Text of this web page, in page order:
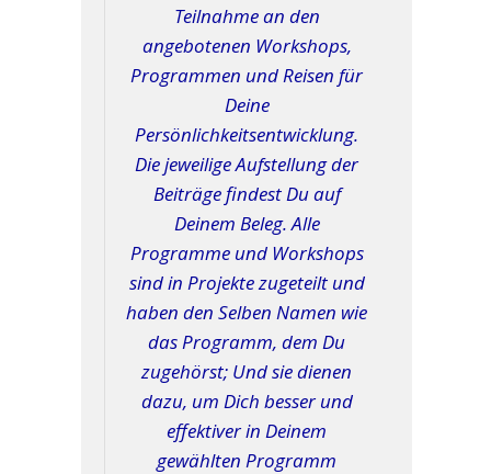
Teilnahme an den
angebotenen Workshops,
Programmen und Reisen für
Deine
Persönlichkeitsentwicklung.
Die jeweilige Aufstellung der
Beiträge findest Du auf
Deinem Beleg. Alle
Programme und Workshops
sind in Projekte zugeteilt und
haben den Selben Namen wie
das Programm, dem Du
zugehörst; Und sie dienen
dazu, um Dich besser und
effektiver in Deinem
gewählten Programm